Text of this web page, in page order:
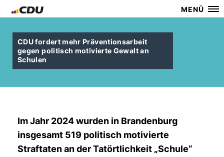
MENÜ
CDU fordert mehr Präventionsarbeit
gegen politisch motivierte Gewalt an
Schulen
Im Jahr 2024 wurden in Brandenburg
insgesamt 519 politisch motivierte
Straftaten an der Tatörtlichkeit „Schule“